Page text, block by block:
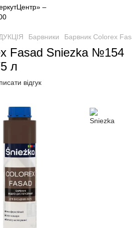
Барвники Барвник Colorex
Fasad Sniezka №154
л
відгук